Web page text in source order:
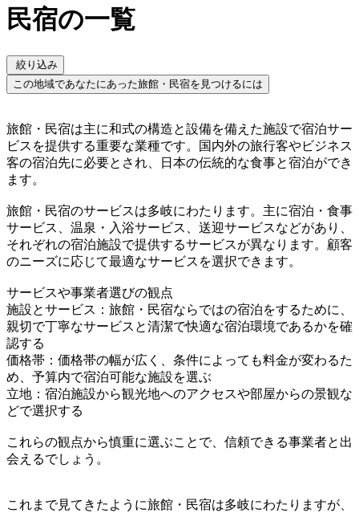
民宿の一覧
絞り込み
この地域であなたにあった旅館・民宿を見つけるには
旅館・民宿は主に和式の構造と設備を備えた施設で宿泊サー
ビスを提供する重要な業種です。国内外の旅行客やビジネス
客の宿泊先に必要とされ、日本の伝統的な食事と宿泊ができ
ます。
旅館・民宿のサービスは多岐にわたります。主に宿泊・食事
サービス、温泉・入浴サービス、送迎サービスなどがあり、
それぞれの宿泊施設で提供するサービスが異なります。顧客
のニーズに応じて最適なサービスを選択できます。
サービスや事業者選びの観点
施設とサービス：旅館・民宿ならではの宿泊をするために、
親切で丁寧なサービスと清潔で快適な宿泊環境であるかを確
認する
価格帯：価格帯の幅が広く、条件によっても料金が変わるた
め、予算内で宿泊可能な施設を選ぶ
立地：宿泊施設から観光地へのアクセスや部屋からの景観な
どで選択する
これらの観点から慎重に選ぶことで、信頼できる事業者と出
会えるでしょう。
これまで見てきたように旅館・民宿は多岐にわたりますが、